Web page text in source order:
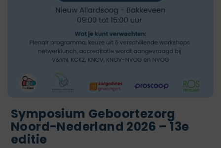
Symposium Geboortezorg
Noord-Nederland 2026 – 13e
editie